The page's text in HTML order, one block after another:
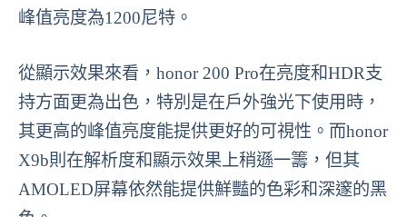
峰值亮度為1200尼特。
從顯示效果來看，honor 200 Pro在亮度和HDR支
持方面更為出色，特別是在戶外強光下使用時，
其更高的峰值亮度能提供更好的可視性。而honor
X9b則在解析度和顯示效果上稍遜一籌，但其
AMOLED屏幕依然能提供鮮豔的色彩和深邃的黑